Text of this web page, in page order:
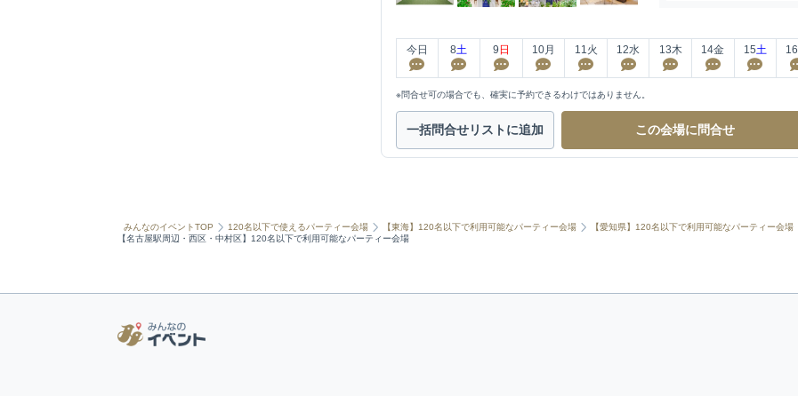
今日 8土 9 日 10月 11火 12水 13木 14金 15土 16
※問合せ可の場合でも、確実に予約できるわけではありません。
一括問合せリストに追加 この会場に問合せ
みんなのイベントTOP 120名以下で使えるパーティー会場 【東海】120名以下で利用可能なパーティー会場
【愛知県】120名以下で利用可能なパーティー会場
【名古屋駅周辺・西区・中村区】120名以下で利用可能なパーティー会場